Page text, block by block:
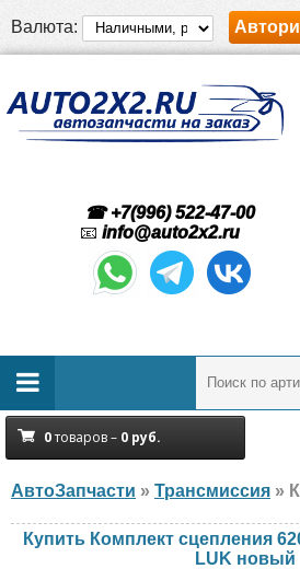
Валюта:
☎ +7(996) 522-47-00
📧 info@auto2x2.ru
0товаров – 0 руб.
АвтоЗапчасти » Трансмиссия »
Купить Комплект сцепления
LUK новый